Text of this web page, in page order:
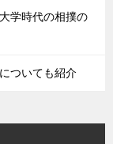
学時代の相撲の
ついても紹介